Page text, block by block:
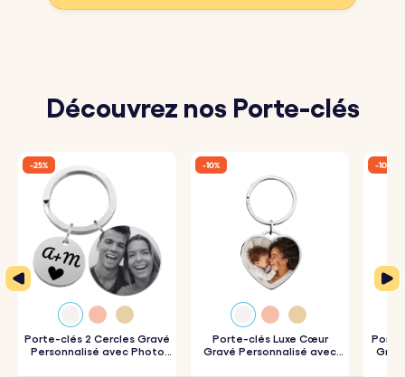
une autre date pour apporter une touche personnelle.
Mode d’emploi :
1. Sélectionnez la date de votre choix : Choisissez la
date importante que vous souhaitez mettre en lumière
avec notre porte-clés calendrier personnalisé.
2. Tapez votre texte : Ajoutez un court message, un nom
ou une autre date à graver.
3. Assemblage et préparation du cadeau :Le porte-clés
Découvrez nos Porte-clés
Porte-clés 2 Cercles Gravé
Personnalisé avec Photo
-25%
Porte-clés Luxe Cœur
Gravé Personnalisé avec
-10% -10%